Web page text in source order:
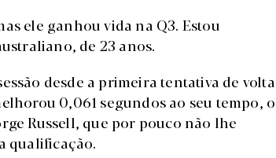
ele ganhou vida na Q3. Estou
de 23 anos.
desde a primeira tentativa de volta
0,061 segundos ao seu tempo, o
Russell, que por pouco não lhe
qualificação.